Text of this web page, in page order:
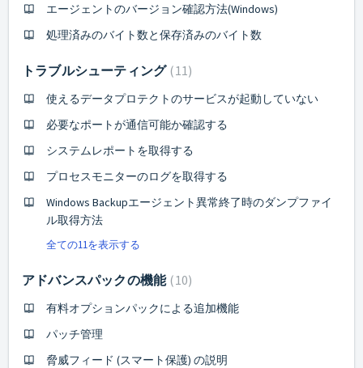
エージェントのバージョン確認方法(Windows)
処理済みのバイト数と保存済みのバイト数
トラブルシューティング 11
使えるデータプロテクトのサービスが起動していない
必要なポートが通信可能か確認する
システムレポートを取得する
プロセスモニターのログを取得する
Windows Backupエージェント異常終了時のダンプファイ
ル取得方法
全ての11を表示する
アドバンスパックの機能 10
有料オプションパックによる追加機能
パッチ管理
脅威フィード (スマート保護) の説明